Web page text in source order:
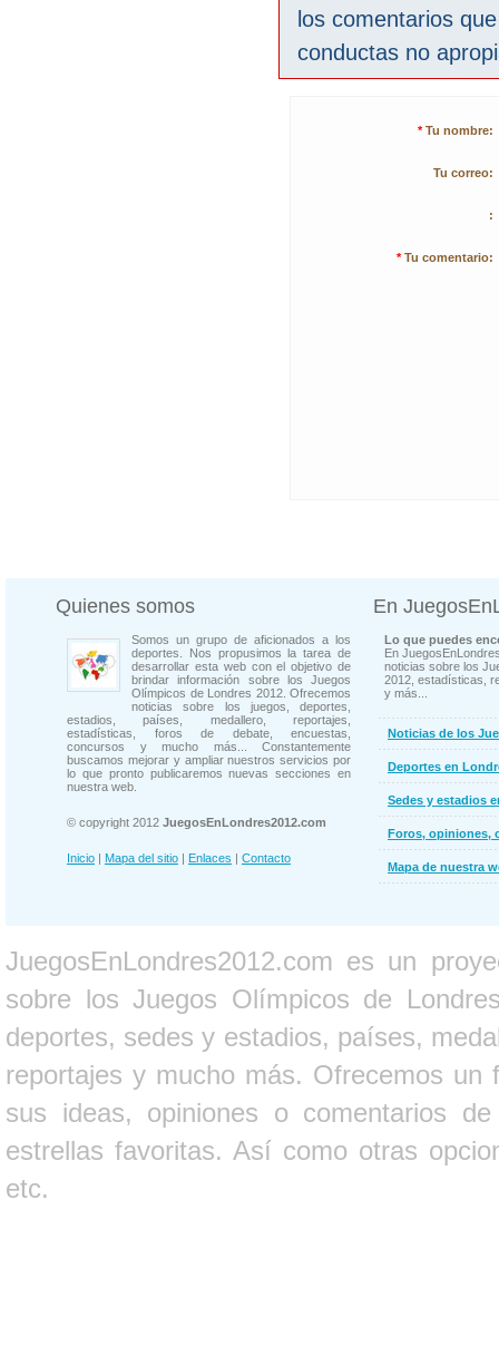
los comentarios
conductas no
* Tu nombre:
Tu correo:
:
* Tu comentario:
Quienes somos
Somos un grupo de aficionados a los
deportes. Nos propusimos la tarea de
desarrollar esta web con el objetivo de
brindar información sobre los Juegos
Olímpicos de Londres 2012. Ofrecemos
noticias sobre los juegos, deportes,
estadios, países, medallero, reportajes,
estadísticas, foros de debate, encuestas,
concursos y mucho más... Constantemente
buscamos mejorar y ampliar nuestros servicios por
lo que pronto publicaremos nuevas secciones en
nuestra web.
© copyright 2012 JuegosEnLondres2012.com
Inicio | Mapa del sitio | Enlaces | Contacto
En
Lo que puedes
En
noticias sobre los
2012, estadísticas,
y más...
Noticias de los
Deportes en
Sedes y estadios
Foros, opiniones,
Mapa de nuestra
JuegosEnLondres2012.com es un
sobre los Juegos Olímpicos de
deportes, sedes y estadios, países,
reportajes y mucho más. Ofrecemos un
sus ideas, opiniones o comentarios
estrellas favoritas. Así como otras
etc.